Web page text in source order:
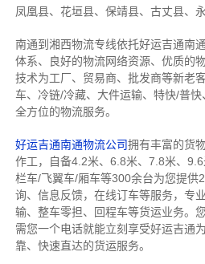
凤凰县、花垣县、保靖县、古丈县、
南通到湘西物流专线依托好运吉通南
体系、良好的物流网络资源、优质的
技术为工厂、贸易商、批发商等新老
车、冷链/冷藏、大件运输、特快/普
全方位的物流服务。
好运吉通南通物流公司拥有丰富的货
作工，自备4.2米、6.8米、7.8米、
栏车/飞翼车/厢车等300余台为您提供
询、信息反馈，在线订车等服务， 专
输、整车零担、回程车等货运业务。
需您一个电话就能立刻享受好运吉通
靠、快速直达的货运服务。